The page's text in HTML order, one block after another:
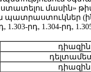
մասին» թիվ
1.303-րդ, 1.304-րդ,